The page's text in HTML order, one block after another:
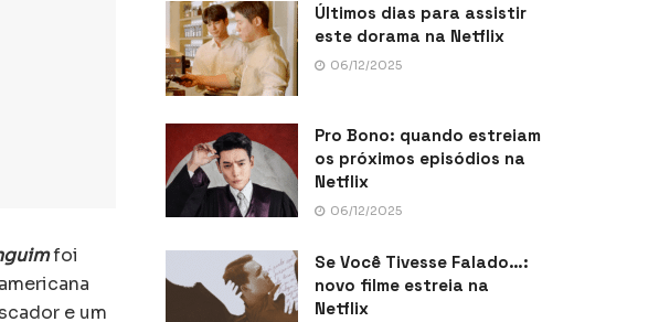
foi
e um
Últimos dias para assistir
este dorama na Netflix
06/12/2025
Pro Bono: quando estreiam
os próximos episódios na
Netflix
06/12/2025
Se Você Tivesse Falado…:
novo filme estreia na
Netflix